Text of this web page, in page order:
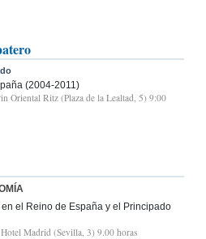
(2004-2011)
Oriental Ritz (Plaza de la Lealtad, 5) 9:00
el Reino de España y el Principado
Madrid (Sevilla, 3) 9.00 horas